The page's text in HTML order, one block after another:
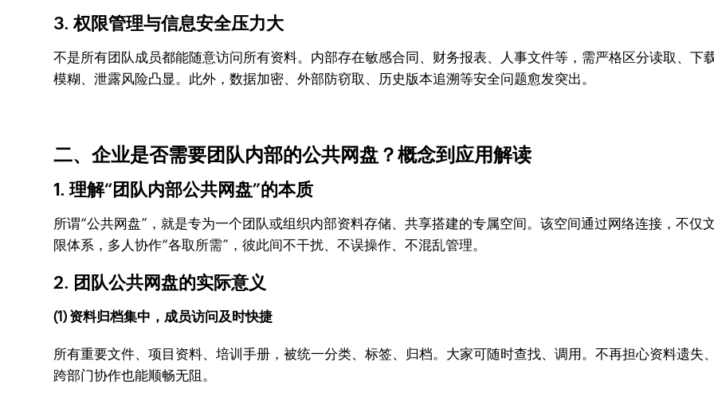
3. 权限管理与信息安全压力大
不是所有团队成员都能随意访问所有资料。内部存在敏感合同、财务报表、人事文件等，需严格区分读取、下
模糊、泄露风险凸显。此外，数据加密、外部防窃取、历史版本追溯等安全问题愈发突出。
二、企业是否需要团队内部的公共网盘？概念到应用解读
1. 理解“团队内部公共网盘”的本质
所谓“公共网盘”，就是专为一个团队或组织内部资料存储、共享搭建的专属空间。该空间通过网络连接，不
限体系，多人协作“各取所需”，彼此间不干扰、不误操作、不混乱管理。
2. 团队公共网盘的实际意义
(1) 资料归档集中，成员访问及时快捷
所有重要文件、项目资料、培训手册，被统一分类、标签、归档。大家可随时查找、调用。不再担心资料遗失
跨部门协作也能顺畅无阻。